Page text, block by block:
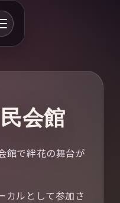
会館
館で絆花の舞台が
カルとして参加さ